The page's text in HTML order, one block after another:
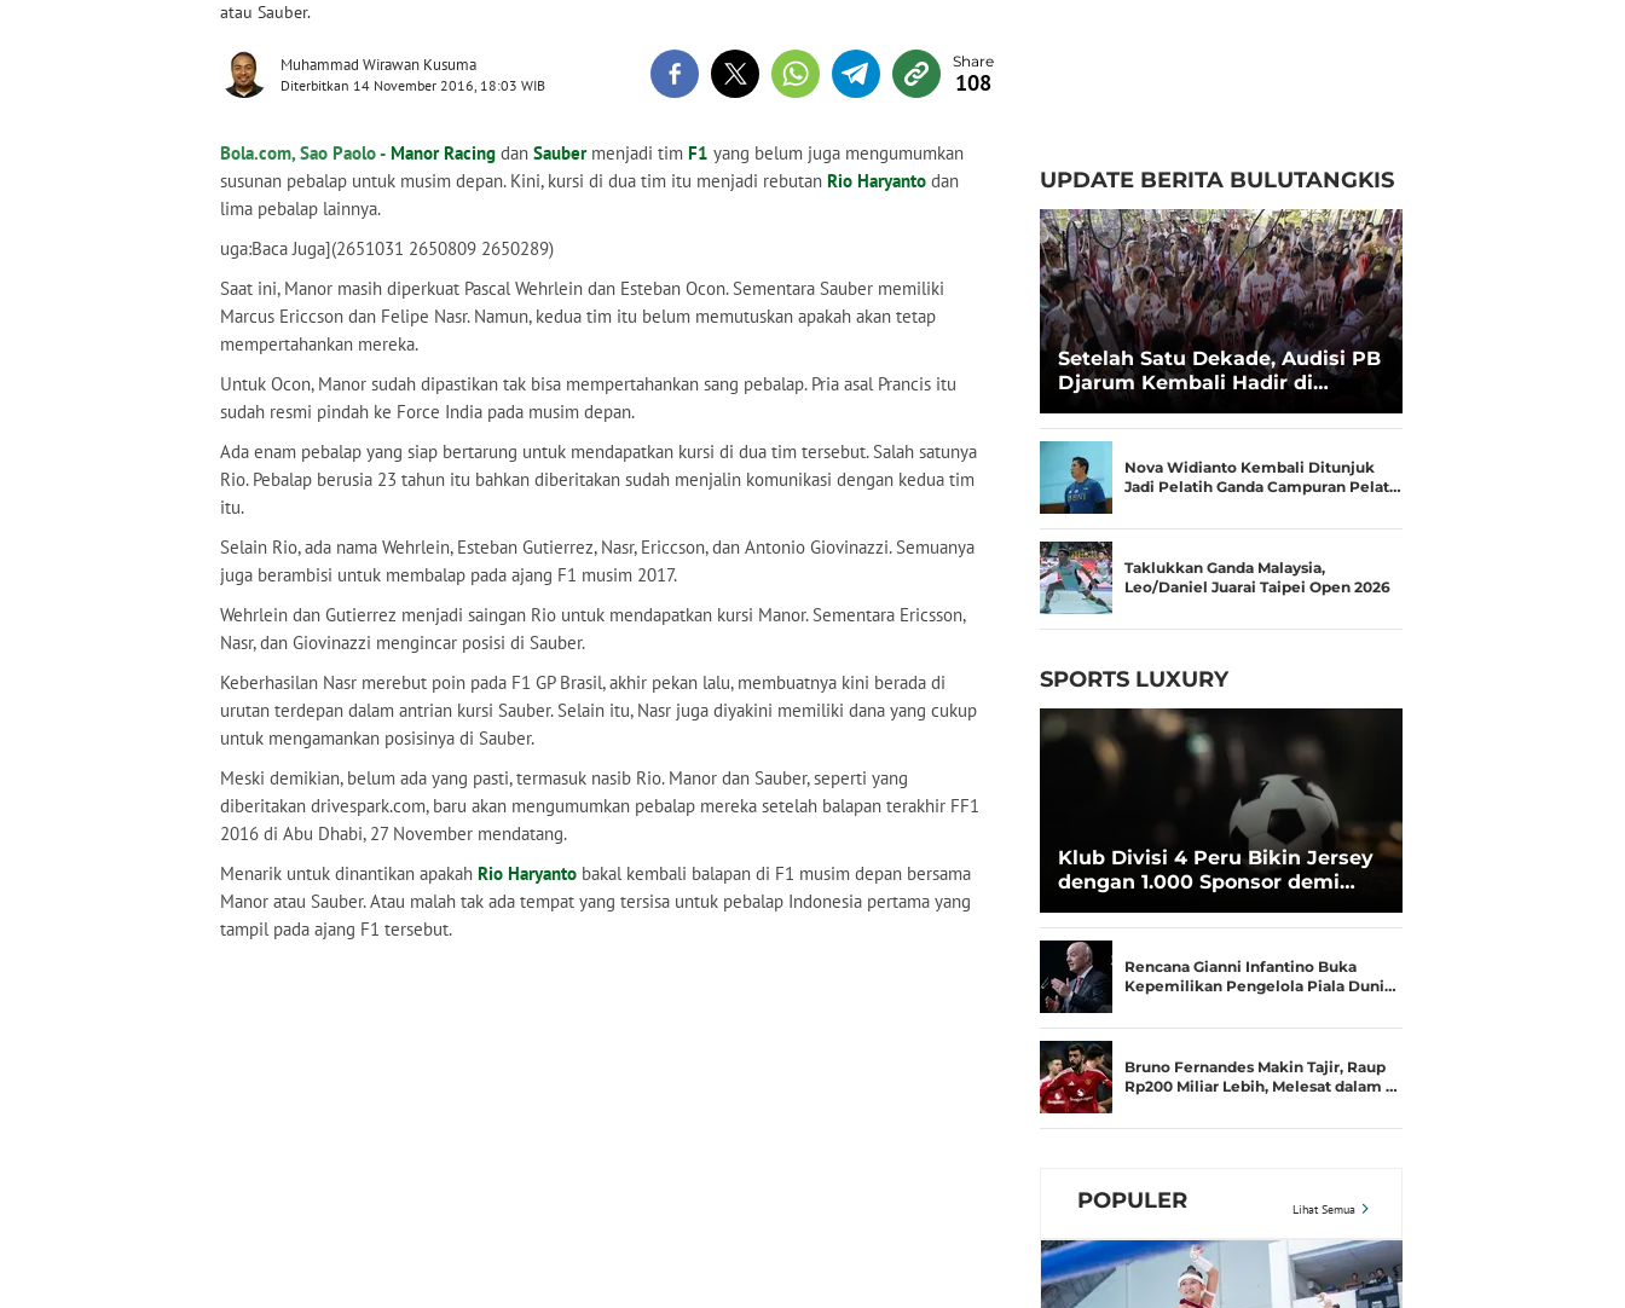
atau Sauber.
Muhammad Wirawan Kusuma
Diterbitkan 14 November 2016, 18:03 WIB 108
Bola.com, Sao Paolo - Manor Racing dan Saubermenjadi tim F1 yang belum juga mengumumkan
susunan pebalap untuk musim depan. Kini, kursi di dua tim itu menjadi rebutan Rio Haryanto dan
lima pebalap lainnya.
uga:Baca Juga](2651031 2650809 2650289)
Saat ini, Manor masih diperkuat Pascal Wehrlein dan Esteban Ocon. Sementara Sauber memiliki
Marcus Ericcson dan Felipe Nasr. Namun, kedua tim itu belum memutuskan apakah akan tetap
mempertahankan mereka.
Untuk Ocon, Manor sudah dipastikan tak bisa mempertahankan sang pebalap. Pria asal Prancis itu
sudah resmi pindah ke Force India pada musim depan.
Ada enam pebalap yang siap bertarung untuk mendapatkan kursi di dua tim tersebut. Salah satunya
Rio. Pebalap berusia 23 tahun itu bahkan diberitakan sudah menjalin komunikasi dengan kedua tim
itu.
Selain Rio, ada nama Wehrlein, Esteban Gutierrez, Nasr, Ericcson, dan Antonio Giovinazzi. Semuanya
juga berambisi untuk membalap pada ajang F1 musim 2017.
Wehrlein dan Gutierrez menjadi saingan Rio untuk mendapatkan kursi Manor. Sementara Ericsson,
Nasr, dan Giovinazzi mengincar posisi di Sauber.
Keberhasilan Nasr merebut poin pada F1 GP Brasil, akhir pekan lalu, membuatnya kini berada di
urutan terdepan dalam antrian kursi Sauber. Selain itu, Nasr juga diyakini memiliki dana yang cukup
untuk mengamankan posisinya di Sauber.
Meski demikian, belum ada yang pasti, termasuk nasib Rio. Manor dan Sauber, seperti yang
diberitakan drivespark.com, baru akan mengumumkan pebalap mereka setelah balapan terakhir FF1
2016 di Abu Dhabi, 27 November mendatang.
Menarik untuk dinantikan apakah Rio Haryanto bakal kembali balapan di F1 musim depan bersama
Manor atau Sauber. Atau malah tak ada tempat yang tersisa untuk pebalap Indonesia pertama yang
tampil pada ajang F1 tersebut.
UPDATE BERITA BULUTANGKIS
Setelah Satu Dekade, Audisi PB
Djarum Kembali Hadir di
Talenta Super
Nova Widianto Kembali Ditunjuk
Jadi Pelatih Ganda Campuran Pelat…
Taklukkan Ganda Malaysia,
Leo/Daniel Juarai Taipei Open 2026
SPORTS LUXURY
Klub Divisi 4 Peru Bikin Jersey
dengan 1.000 Sponsor demi
Rencana Gianni Infantino Buka
Kepemilikan Pengelola Piala Duni…
Bruno Fernandes Makin Tajir, Raup
Rp200 Miliar Lebih, Melesat dalam …
POPULER Lihat Semua